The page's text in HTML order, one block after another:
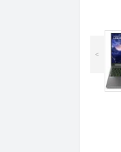
<